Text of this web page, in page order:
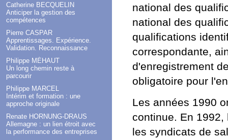
Catherine BECQUELIN
Anticiper la gestion des
compétences
Pierre CASPAR
Apprentissages. Expérience.
Validation. Reconnaissance
Philippe MÉHAUT
Un long chemin reste à
parcourir
Philippe MARCEL
Intérim et formation : une
approche originale
Renate HORNUNG-DRAUS
Allemagne : un lien étroit avec
la performance des entreprises
national des
national des
qualifications
correspondante,
d'enregistrement
obligatoire pour
Les années 1990
continue. En 1992,
les syndicats de